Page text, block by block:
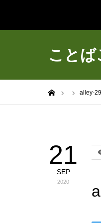
ことば
alley-
21
SEP
2020